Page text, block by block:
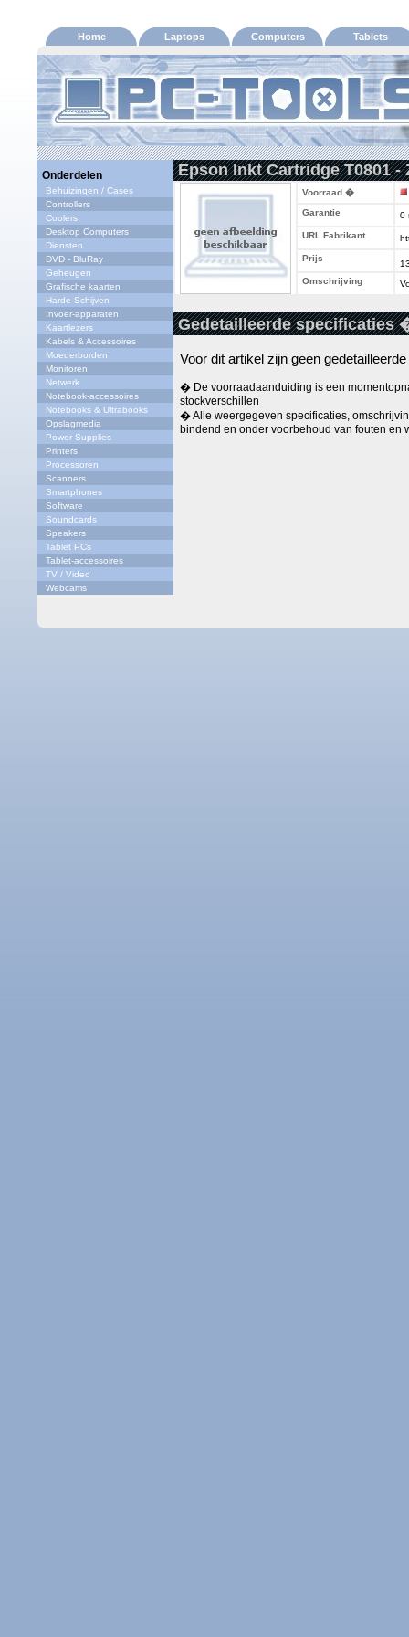
Home Laptops Computers Tablets
Onderdelen
Behuizingen / Cases
Controllers
Coolers
Desktop Computers
Diensten
DVD - BluRay
Geheugen
Grafische kaarten
Harde Schijven
Invoer-apparaten
Kaartlezers
Kabels & Accessoires
Moederborden
Monitoren
Netwerk
Notebook-accessoires
Notebooks & Ultrabooks
Opslagmedia
Power Supplies
Printers
Processoren
Scanners
Smartphones
Software
Soundcards
Speakers
Tablet PCs
Tablet-accessoires
TV / Video
Webcams
Epson Inkt Cartridge T0801 -
Voorraad �
Garantie
0
URL Fabrikant
Prijs
Omschrijving
Gedetailleerde specificaties
Voor dit artikel zijn geen
� De voorraadaanduiding is een
stockverschillen
� Alle weergegeven specificaties,
bindend en onder voorbehoud van fouten en